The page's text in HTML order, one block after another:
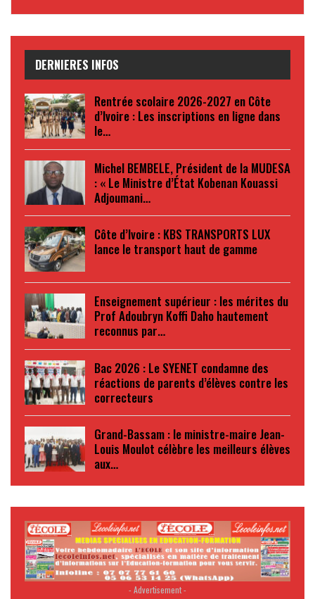
DERNIERES INFOS
Rentrée scolaire 2026-2027 en Côte
d’Ivoire : Les inscriptions en ligne dans
le…
Michel BEMBELE, Président de la MUDESA
: « Le Ministre d’État Kobenan Kouassi
Adjoumani…
Côte d’Ivoire : KBS TRANSPORTS LUX
lance le transport haut de gamme
Enseignement supérieur : les mérites du
Prof Adoubryn Koffi Daho hautement
reconnus par…
Bac 2026 : Le SYENET condamne des
réactions de parents d’élèves contre les
correcteurs
Grand-Bassam : le ministre-maire Jean-
Louis Moulot célèbre les meilleurs élèves
aux…
- Advertisement -